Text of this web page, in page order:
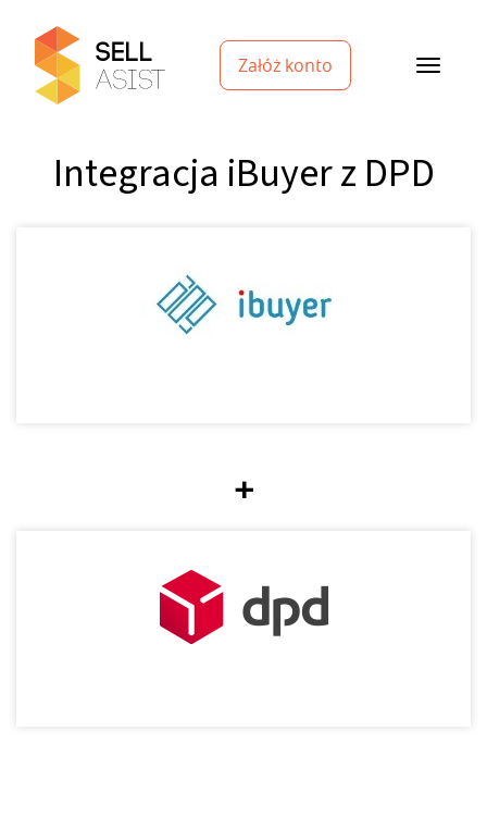
Załóż konto
Integracja iBuyer z DPD
+